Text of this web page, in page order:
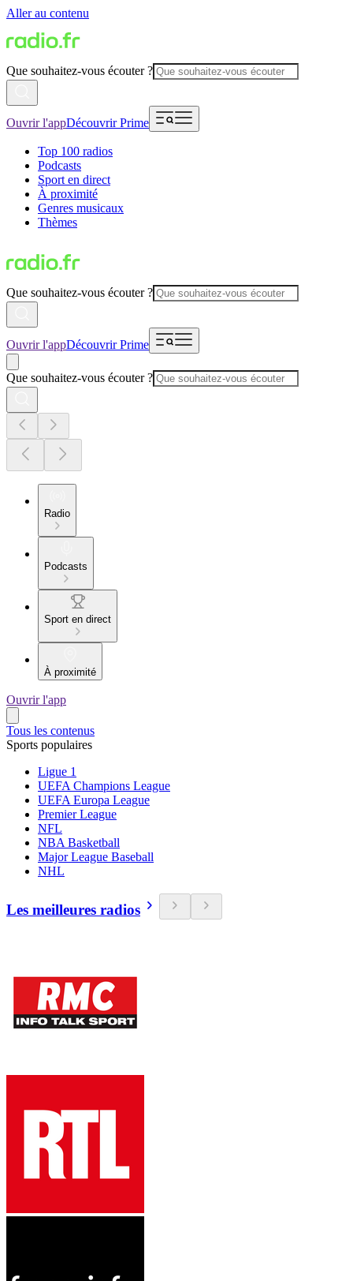
Aller au contenu
Que souhaitez-vous écouter ?
Ouvrir l'appDécouvrir Prime
Top 100 radios
Podcasts
Sport en direct
À proximité
Genres musicaux
Thèmes
Que souhaitez-vous écouter ?
Ouvrir l'appDécouvrir Prime
Que souhaitez-vous écouter ?
Radio
Podcasts
Sport en direct
À proximité
Ouvrir l'app
Tous les contenus
Sports populaires
Ligue 1
UEFA Champions League
UEFA Europa League
Premier League
NFL
NBA Basketball
Major League Baseball
NHL
Les meilleures radios